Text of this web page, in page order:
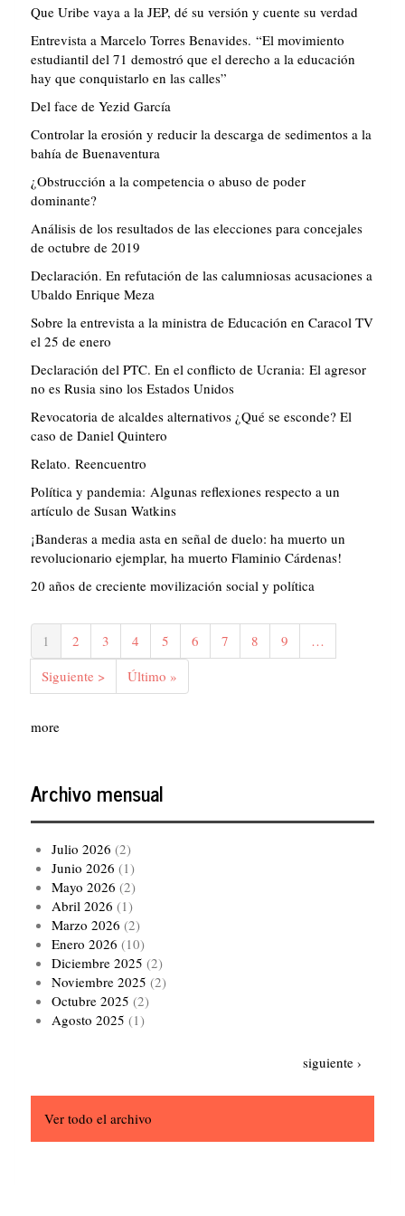
Que Uribe vaya a la JEP, dé su versión y cuente su verdad
Entrevista a Marcelo Torres Benavides. “El movimiento
estudiantil del 71 demostró que el derecho a la educación
hay que conquistarlo en las calles”
Del face de Yezid García
Controlar la erosión y reducir la descarga de sedimentos a la
bahía de Buenaventura
¿Obstrucción a la competencia o abuso de poder
dominante?
Análisis de los resultados de las elecciones para concejales
de octubre de 2019
Declaración. En refutación de las calumniosas acusaciones a
Ubaldo Enrique Meza
Sobre la entrevista a la ministra de Educación en Caracol TV
el 25 de enero
Declaración del PTC. En el conflicto de Ucrania: El agresor
no es Rusia sino los Estados Unidos
Revocatoria de alcaldes alternativos ¿Qué se esconde? El
caso de Daniel Quintero
Relato. Reencuentro
Política y pandemia: Algunas reflexiones respecto a un
artículo de Susan Watkins
¡Banderas a media asta en señal de duelo: ha muerto un
revolucionario ejemplar, ha muerto Flaminio Cárdenas!
20 años de creciente movilización social y política
Paginación
Página
actual
1 Página
2 Página
3 Página
4 Página
5 Página
6 Página
7 Página
8 Página
9
…
Siguiente
página
Siguiente >
Última
página
Último »
more
Archivo mensual
Julio 2026 (2)
Junio 2026 (1)
Mayo 2026 (2)
Abril 2026 (1)
Marzo 2026 (2)
Enero 2026 (10)
Diciembre 2025 (2)
Noviembre 2025 (2)
Octubre 2025 (2)
Agosto 2025 (1)
Siguiente
siguiente ›
Ver todo el archivo